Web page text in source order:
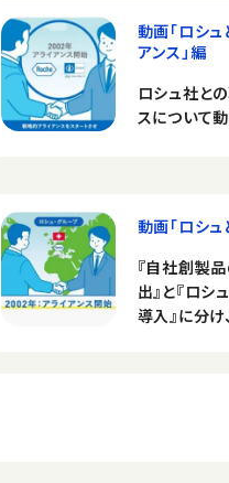
動画「ロシ
アンス」編
ロシュ社と
スについて動
動画「ロシュ
『自社創製
出』と『ロ
導入』に分